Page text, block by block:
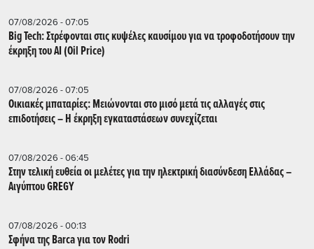
07/08/2026 - 07:05
Big Tech: Στρέφονται στις κυψέλες καυσίμου για να τροφοδοτήσουν την
έκρηξη του AI (Oil Price)
07/08/2026 - 07:05
Οικιακές μπαταρίες: Μειώνονται στο μισό μετά τις αλλαγές στις
επιδοτήσεις – Η έκρηξη εγκαταστάσεων συνεχίζεται
07/08/2026 - 06:45
Στην τελική ευθεία οι μελέτες για την ηλεκτρική διασύνδεση Ελλάδας –
Αιγύπτου GREGY
07/08/2026 - 00:13
Σφήνα της Barca για τον Rodri